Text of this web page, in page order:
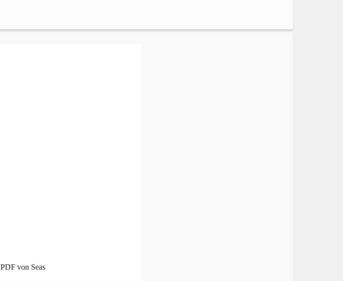
PDF von Seas